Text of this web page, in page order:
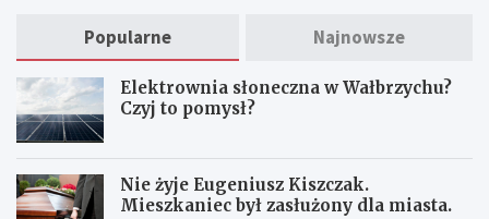
Popularne Najnowsze
Elektrownia słoneczna w Wałbrzychu?
Czyj to pomysł?
Nie żyje Eugeniusz Kiszczak.
Mieszkaniec był zasłużony dla miasta.